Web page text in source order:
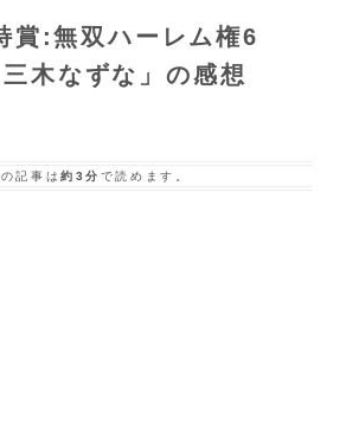
賞:無双ハーレム権6
木なずな」の感想
記事は約3分 で読めます。